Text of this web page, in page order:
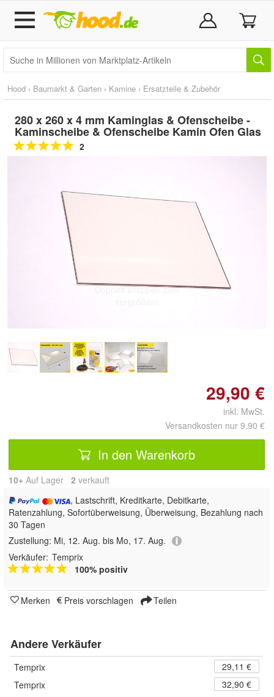
Hood › Baumarkt & Garten › Kamine › Ersatzteile & Zubehör
280 x 260 x 4 mm Kaminglas & Ofenscheibe -
Kaminscheibe & Ofenscheibe Kamin Ofen Glas
2
Doppelt antippen zum
29,90 €
inkl. MwSt.
Versandkosten nur 9,90 €
In den Warenkorb
10+ Auf Lager 2 verkauft
, Lastschrift, Kreditkarte, Debitkarte,
Ratenzahlung, Sofortüberweisung, Überweisung, Bezahlung nach
30 Tagen
Zustellung: Mi, 12. Aug. bis Mo, 17. Aug.
Verkäufer: Temprix
100% positiv
Merken Preis vorschlagen Teilen
Andere Verkäufer
Temprix
29,11 €
Temprix
32,90 €